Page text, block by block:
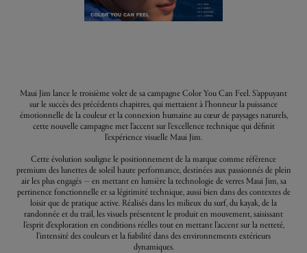
Maui Jim lance le troisième volet de sa campagne Color You Can Feel. S’appuyant
sur le succès des précédents chapitres, qui mettaient à l’honneur la puissance
émotionnelle de la couleur et la connexion humaine au cœur de paysages naturels,
cette nouvelle campagne met l’accent sur l’excellence technique qui définit
l’expérience visuelle Maui Jim.
Cette évolution souligne le positionnement de la marque comme référence
premium des lunettes de soleil haute performance, destinées aux passionnés de plein
air les plus engagés — en mettant en lumière la technologie de verres Maui Jim, sa
pertinence fonctionnelle et sa légitimité technique, aussi bien dans des contextes de
loisir que de pratique active. Réalisés dans les milieux du surf, du kayak, de la
randonnée et du trail, les visuels présentent le produit en mouvement, saisissant
l’esprit d’exploration en conditions réelles tout en mettant l’accent sur la netteté,
l’intensité des couleurs et la fiabilité dans des environnements extérieurs
dynamiques.